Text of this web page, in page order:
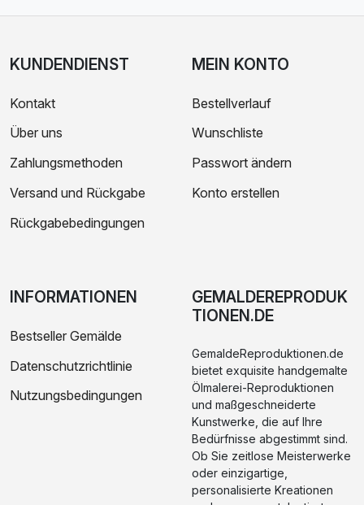
KUNDENDIENST
Kontakt
Über uns
Zahlungsmethoden
Versand und Rückgabe
Rückgabebedingungen
MEIN KONTO
Bestellverlauf
Wunschliste
Passwort ändern
Konto erstellen
INFORMATIONEN
Bestseller Gemälde
Datenschutzrichtlinie
Nutzungsbedingungen
GEMALDEREPRODUK
TIONEN.DE
GemaldeReproduktionen.de
bietet exquisite handgemalte
Ölmalerei-Reproduktionen
und maßgeschneiderte
Kunstwerke, die auf Ihre
Bedürfnisse abgestimmt sind.
Ob Sie zeitlose Meisterwerke
oder einzigartige,
personalisierte Kreationen